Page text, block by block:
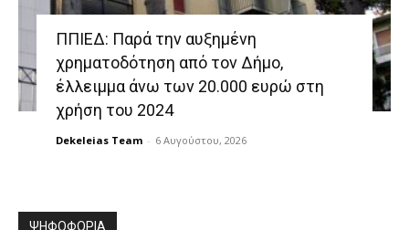
ΠΠΙΕΔ: Παρά την αυξημένη
χρηματοδότηση από τον Δήμο,
έλλειμμα άνω των 20.000 ευρώ στη
χρήση του 2024
Dekeleias Team - 6 Αυγούστου, 2026
ΨΗΦΟΦΟΡΙΑ